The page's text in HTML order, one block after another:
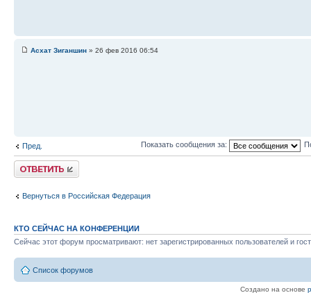
Асхат Зиганшин » 26 фев 2016 06:54
Пред. Показать сообщения за:
Ответить
Вернуться в Российская Федерация
КТО СЕЙЧАС НА КОНФЕРЕНЦИИ
Сейчас этот форум просматривают: нет зарегистрированных пользователей и
Список форумов
Создано на основе